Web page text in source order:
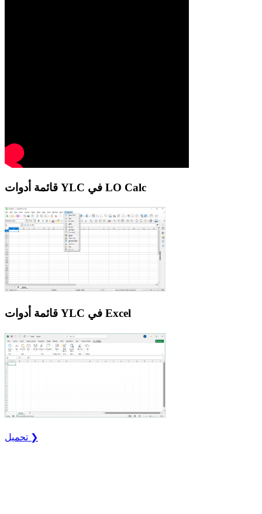
قائمة أدوات YLC في LO Calc
قائمة أدوات YLC في Excel
تحميل ❯